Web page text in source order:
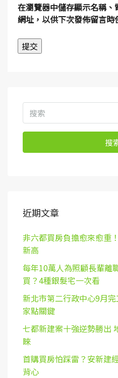
在瀏覽器中儲存顯示名稱
網址，以供下次發佈留言時
搜
近期文章
非六都買房負擔愈來愈重
新高
每年10萬人為照顧長輩離
買？4種銀髮宅一次看
新北市第二行政中心9月
家點關鍵
七都新建案十強逆勢勝出
睞
首購買房怕踩雷？安新建
背心